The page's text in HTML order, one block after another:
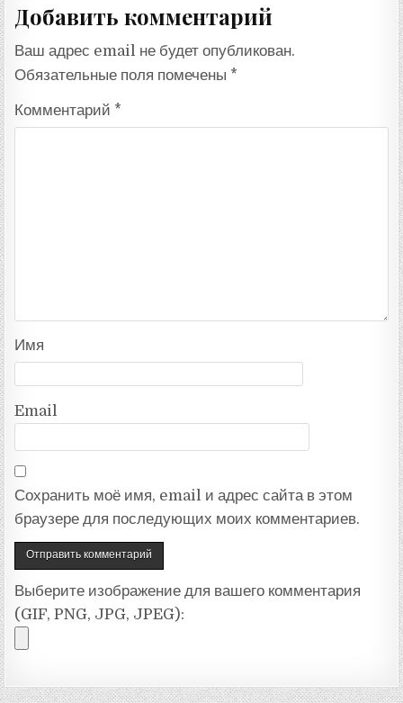
Добавить комментарий
Ваш адрес email не будет опубликован.
Обязательные поля помечены *
Комментарий *
Имя
Email
Сохранить моё имя, email и адрес сайта в этом
браузере для последующих моих комментариев.
Выберите изображение для вашего комментария
(GIF, PNG, JPG, JPEG):